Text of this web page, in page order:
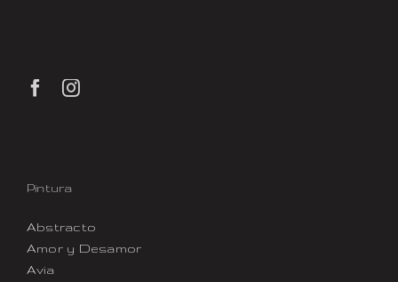
Pintura
Abstracto
Amor y Desamor
Avia